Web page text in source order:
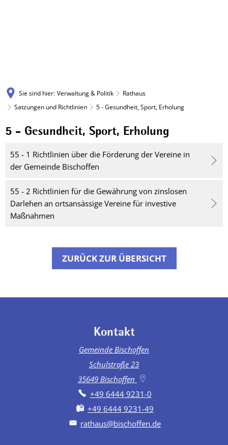
Sie sind hier: Verwaltung & Politik
Rathaus
Satzungen und Richtlinien
5 - Gesundheit, Sport, Erholung
5
Gesundheit,
Sport,
Erholung
5 - Gesundheit, Sport, Erholung
55 - 1 Richtlinien über die Förderung der Vereine in
der Gemeinde Bischoffen
55 - 2 Richtlinien für die Gewährung von zinslosen
Darlehen an ortsansässige Vereine für investive
Maßnahmen
ZURÜCK ZUR ÜBERSICHT
Kontakt
Gemeinde Bischoffen
Schulstraße 23
35649 Bischoffen
+49 6444 9231-0
+49 6444 9231-49
rathaus@bischoffen.de